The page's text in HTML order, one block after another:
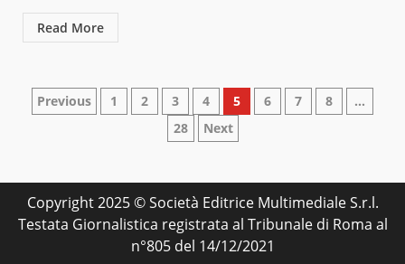
Read More
Paginazione
articoli
Previous 1 2 3 4 5 6 7 8
…
28
Next
Copyright 2025 © Società Editrice Multimediale S.r.l.
Testata Giornalistica registrata al Tribunale di Roma al
n°805 del 14/12/2021